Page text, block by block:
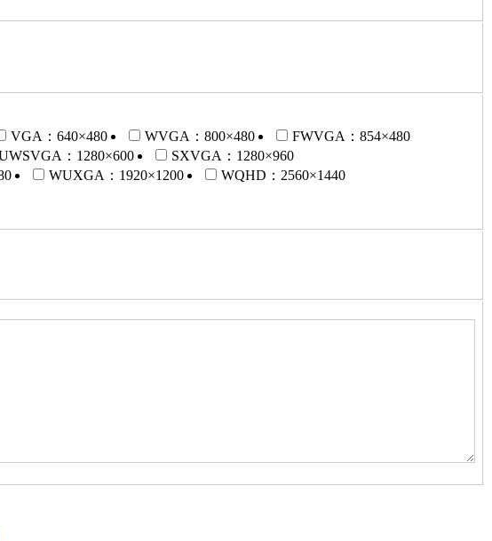
VGA：640×480 WVGA：800×480
FWVGA：854×480
：1280×600
SXVGA：1280×960
WUXGA：1920×1200
WQHD：2560×1440